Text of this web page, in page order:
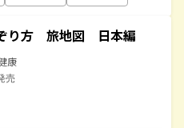
り方 旅地図 日本編
康
売